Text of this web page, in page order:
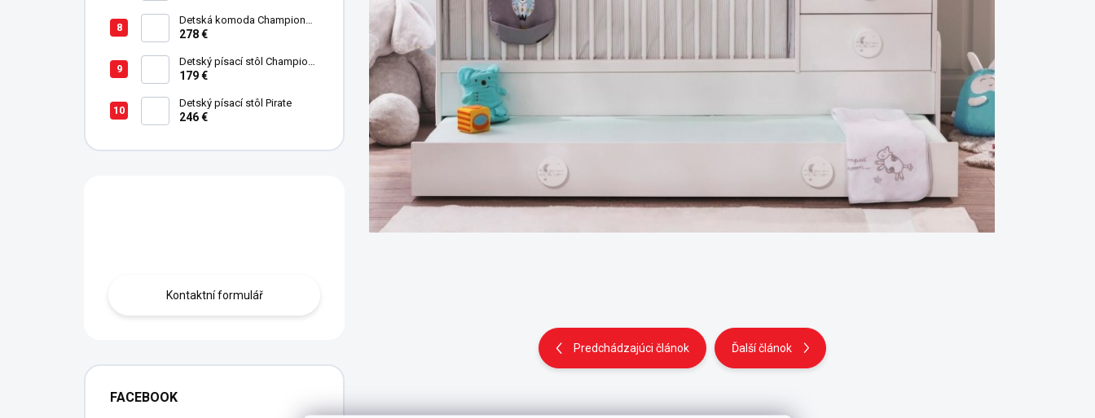
Detská komoda Champion
Racer
278 €
Detský písací stôl Champion
Racer
179 €
Detský písací stôl Pirate
246 €
Kontaktní formulář
FACEBOOK
Predchádzajúci článok Ďalší článok